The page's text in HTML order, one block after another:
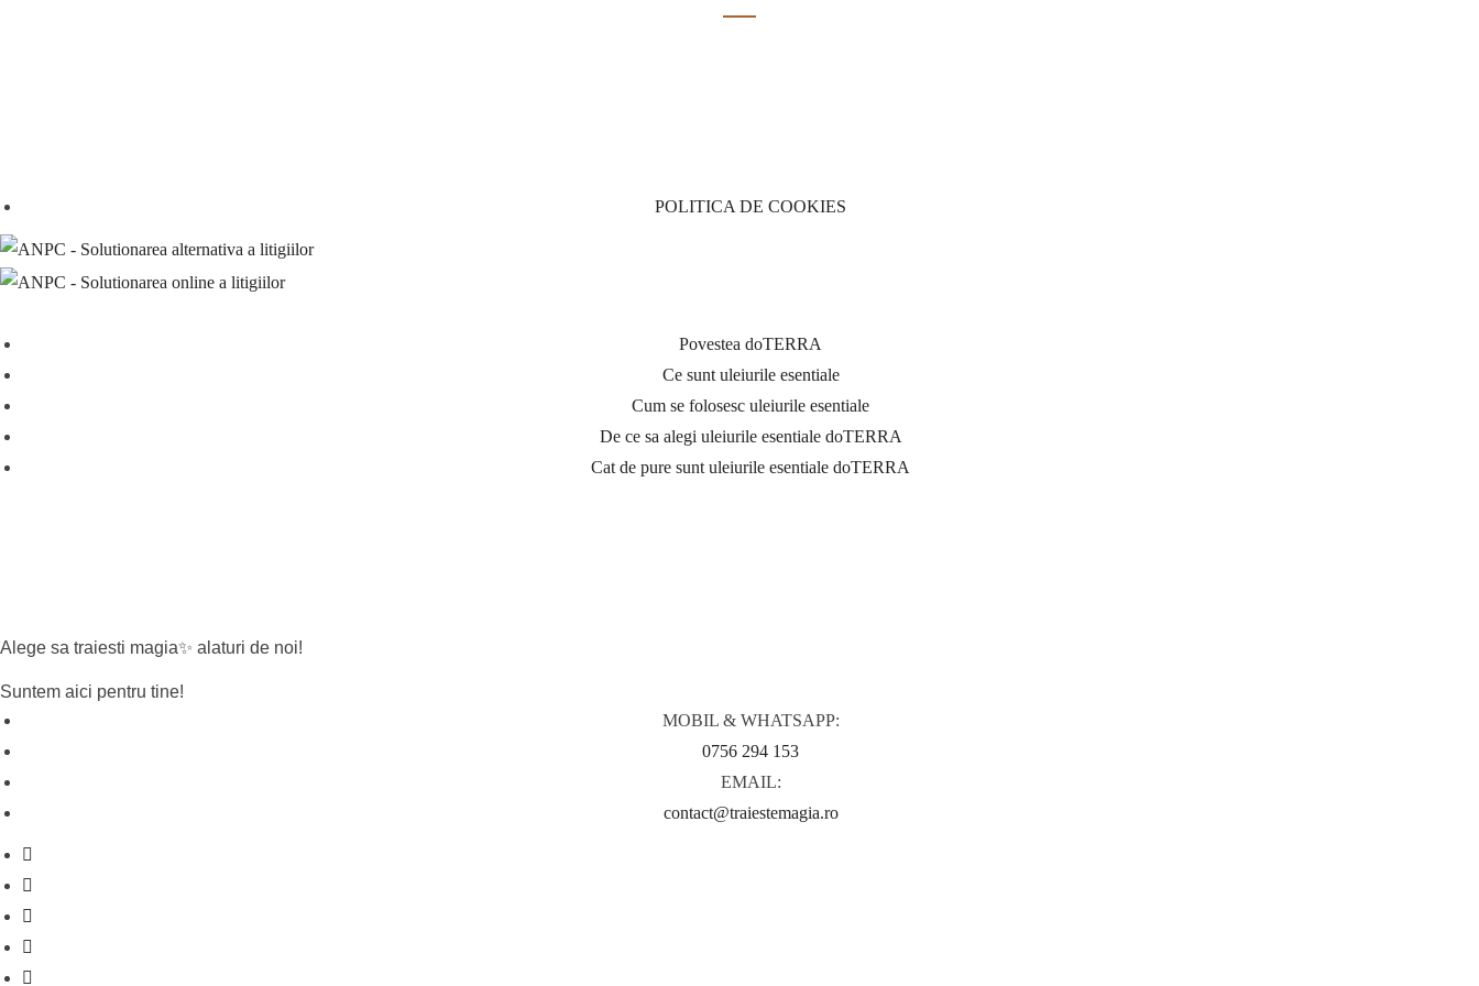
POLITICA DE COOKIES
Povestea doTERRA
Ce sunt uleiurile esentiale
Cum se folosesc uleiurile esentiale
De ce sa alegi uleiurile esentiale doTERRA
Cat de pure sunt uleiurile esentiale doTERRA
Alege sa traiesti magia✨ alaturi de noi!
Suntem aici pentru tine!
MOBIL & WHATSAPP:
0756 294 153
EMAIL:
contact@traiestemagia.ro